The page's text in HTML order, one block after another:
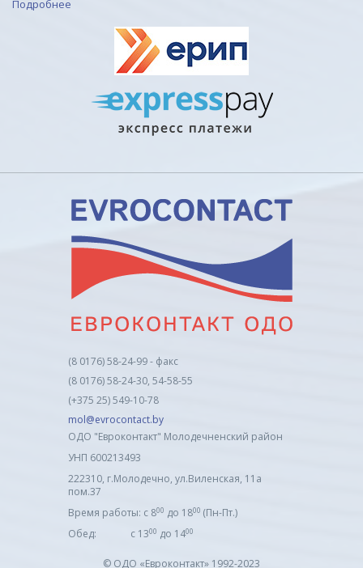
Подробнее
(8 0176) 58-24-99 - факс
(8 0176) 58-24-30, 54-58-55
(+375 25) 549-10-78
mol@evrocontact.by
ОДО "Евроконтакт" Молодечненский район
УНП 600213493
222310, г.Молодечно, ул.Виленская, 11а
пом.37
Время работы: с 800 до 1800 (Пн-Пт.)
Обед: с 1300 до 1400
© ОДО «Евроконтакт» 1992-2023